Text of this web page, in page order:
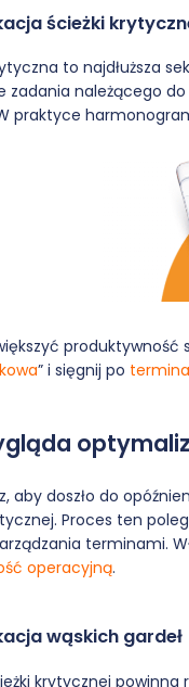
ścieżki
to najdłuższa
zadania należącego
praktyce
produktywność
” i sięgnij po
aby doszło do
Proces ten
terminami.
operacyjną.
wąskich gardeł
krytycznej